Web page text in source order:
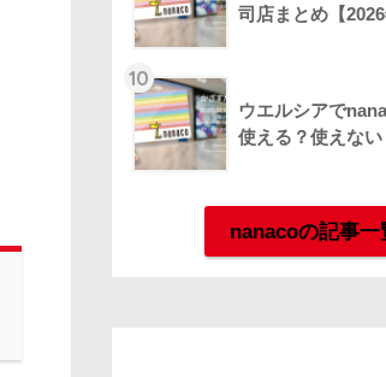
司店まとめ【2026
10
ウエルシアで
使える？使えな
nanacoの記事